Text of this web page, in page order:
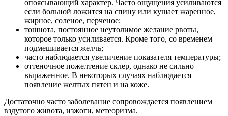
опоясывающий характер. Часто ощущения усиливаются
если больной ложится на спину или кушает жаренное,
жирное, соленое, перченое;
тошнота, постоянное неутолимое желание рвоты,
которое только усиливается. Кроме того, со временем
подмешивается желчь;
часто наблюдается увеличение показателя температуры;
оттеночное пожелтение склер, однако не сильно
выраженное. В некоторых случаях наблюдается
появление желтых пятен и на коже.
Достаточно часто заболевание сопровождается появлением
вздутого живота, изжоги, метеоризма.